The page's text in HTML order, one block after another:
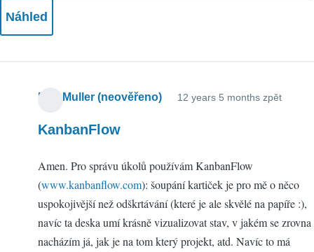
Petr Muller (neověřeno) 12 years 5 months zpět
KanbanFlow
Amen. Pro správu úkolů používám KanbanFlow
(www.kanbanflow.com): šoupání kartiček je pro mě o něco
uspokojivější než odškrtávání (které je ale skvělé na papíře :),
navíc ta deska umí krásně vizualizovat stav, v jakém se zrovna
nacházím já, jak je na tom který projekt, atd. Navíc to má